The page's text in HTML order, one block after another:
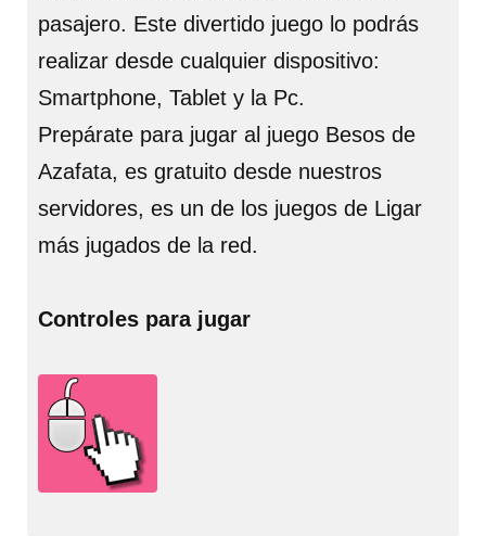
pasajero. Este divertido juego lo podrás
realizar desde cualquier dispositivo:
Smartphone, Tablet y la Pc.
Prepárate para jugar al juego Besos de
Azafata, es gratuito desde nuestros
servidores, es un de los juegos de Ligar
más jugados de la red.
Controles para jugar